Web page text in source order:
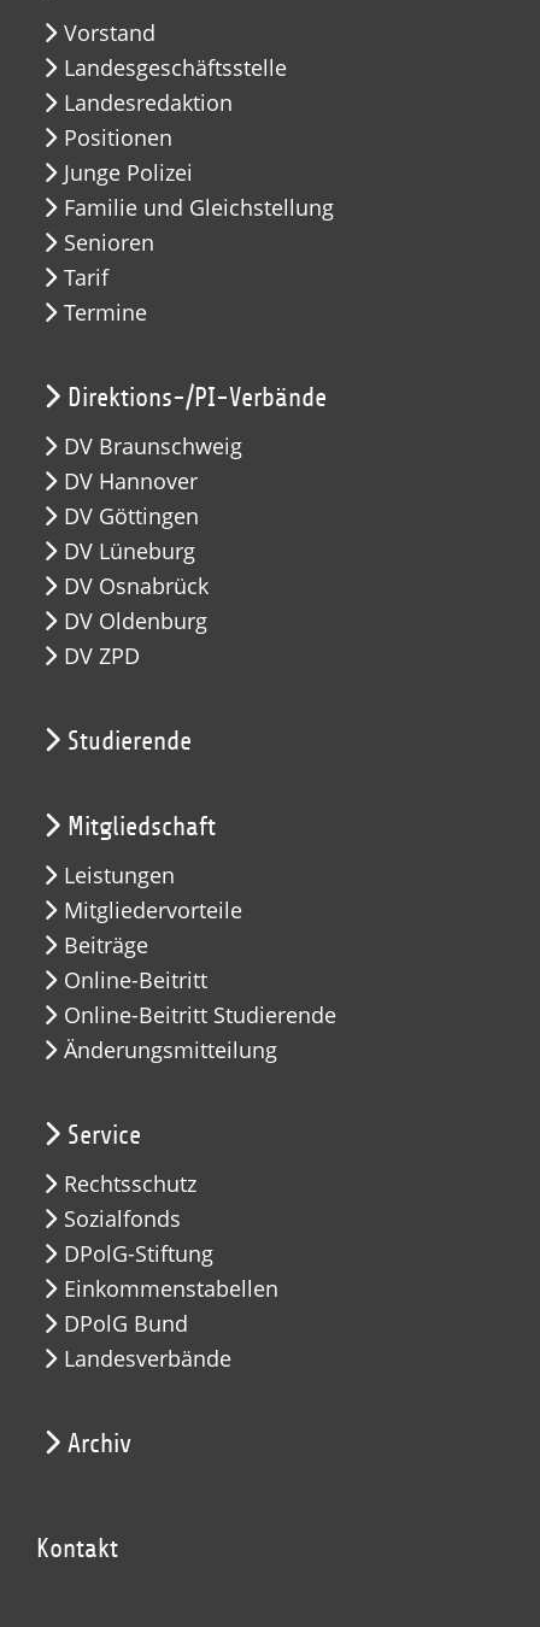
Vorstand
Landesgeschäftsstelle
Landesredaktion
Positionen
Junge Polizei
Familie und Gleichstellung
Senioren
Tarif
Termine
Direktions-/PI-Verbände
DV Braunschweig
DV Hannover
DV Göttingen
DV Lüneburg
DV Osnabrück
DV Oldenburg
DV ZPD
Studierende
Mitgliedschaft
Leistungen
Mitgliedervorteile
Beiträge
Online-Beitritt
Online-Beitritt Studierende
Änderungsmitteilung
Service
Rechtsschutz
Sozialfonds
DPolG-Stiftung
Einkommenstabellen
DPolG Bund
Landesverbände
Archiv
Kontakt